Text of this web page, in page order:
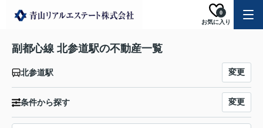
お気に入り
0
副都心線 北参道駅の不動産一覧
北参道駅 変更
条件から探す 変更